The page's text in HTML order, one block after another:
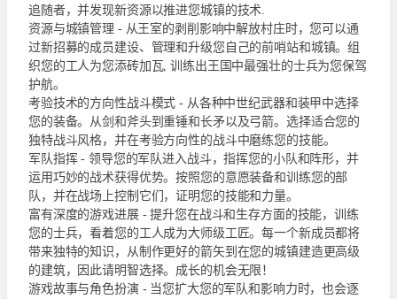
追随者，并发现新资源以推进您城镇的技术.
资源与城镇管理 - 从王室的剥削影响中解放村庄时，您可以通
过新招募的成员建设、管理和升级您自己的前哨站和城镇。组
织您的工人为您添砖加瓦, 训练出王国中最强壮的士兵为您保驾
护航。
考验技术的方向性战斗模式 - 从各种中世纪武器和装甲中选择
您的装备。从剑和斧头到重锤和长矛以及弓箭。选择适合您的
独特战斗风格，并在考验方向性的战斗中磨练您的技能。
军队指挥 - 领导您的军队进入战斗，指挥您的小队和阵形，并
运用巧妙的战术获得优势。按照您的意愿装备和训练您的部
队，并在战场上控制它们，证明您的技能和力量。
富有深度的游戏进展 - 提升您在战斗和生存方面的技能，训练
您的士兵，看着您的工人成为大师级工匠。每一个新成员都将
带来独特的知识，从制作更好的箭矢到在您的城镇建造更高级
的建筑，因此请明智选择。成长的机会无限！
游戏故事与角色扮演 - 当您扩大您的军队和影响力时，也会逐